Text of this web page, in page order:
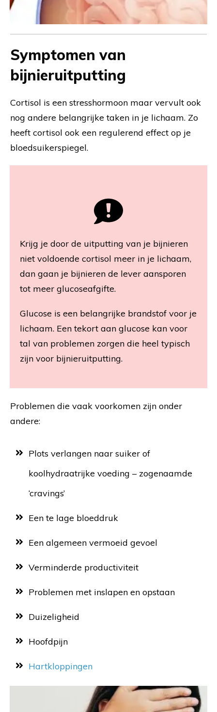
Symptomen van
bijnieruitputting
Cortisol is een stresshormoon maar vervult ook
nog andere belangrijke taken in je lichaam. Zo
heeft cortisol ook een regulerend effect op je
bloedsuikerspiegel.
Krijg je door de uitputting van je bijnieren
niet voldoende cortisol meer in je lichaam,
dan gaan je bijnieren de lever aansporen
tot meer glucoseafgifte.
Glucose is een belangrijke brandstof voor je
lichaam. Een tekort aan glucose kan voor
tal van problemen zorgen die heel typisch
zijn voor bijnieruitputting.
Problemen die vaak voorkomen zijn onder
andere:
Plots verlangen naar suiker of
koolhydraatrijke voeding – zogenaamde
‘cravings’
Een te lage bloeddruk
Een algemeen vermoeid gevoel
Verminderde productiviteit
Problemen met inslapen en opstaan
Duizeligheid
Hoofdpijn
Hartkloppingen